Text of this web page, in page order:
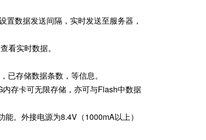
数据发送间隔，实时发送至服务器，
看实时数据。
存储数据条数，等信息。
存卡可无限存储，亦可与Flash中数据
。外接电源为8.4V（1000mA以上）